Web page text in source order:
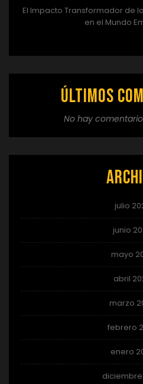
El Impacto Transformador de
en el Mundo
Últimos
No hay
julio
junio
mayo
abril
marzo
febrero
enero
diciembre